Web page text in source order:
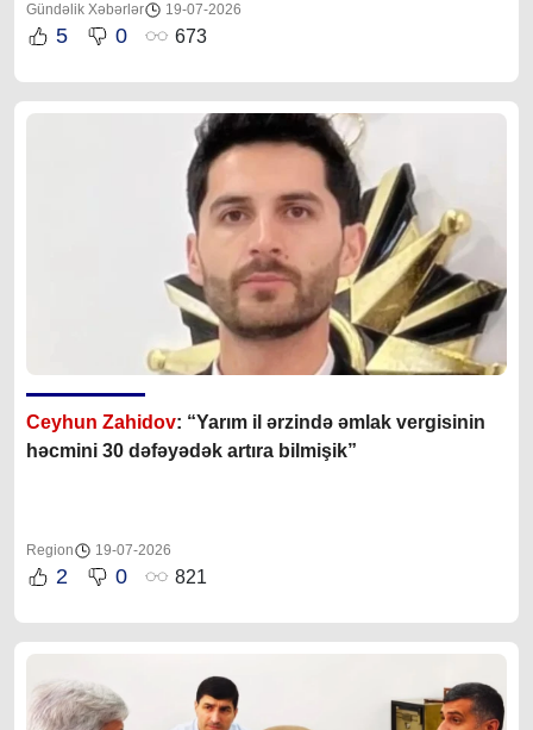
Gündəlik Xəbərlər 19-07-2026
5 0 673
Ceyhun Zahidov: “Yarım il ərzində əmlak vergisinin
həcmini 30 dəfəyədək artıra bilmişik”
Region 19-07-2026
2 0 821